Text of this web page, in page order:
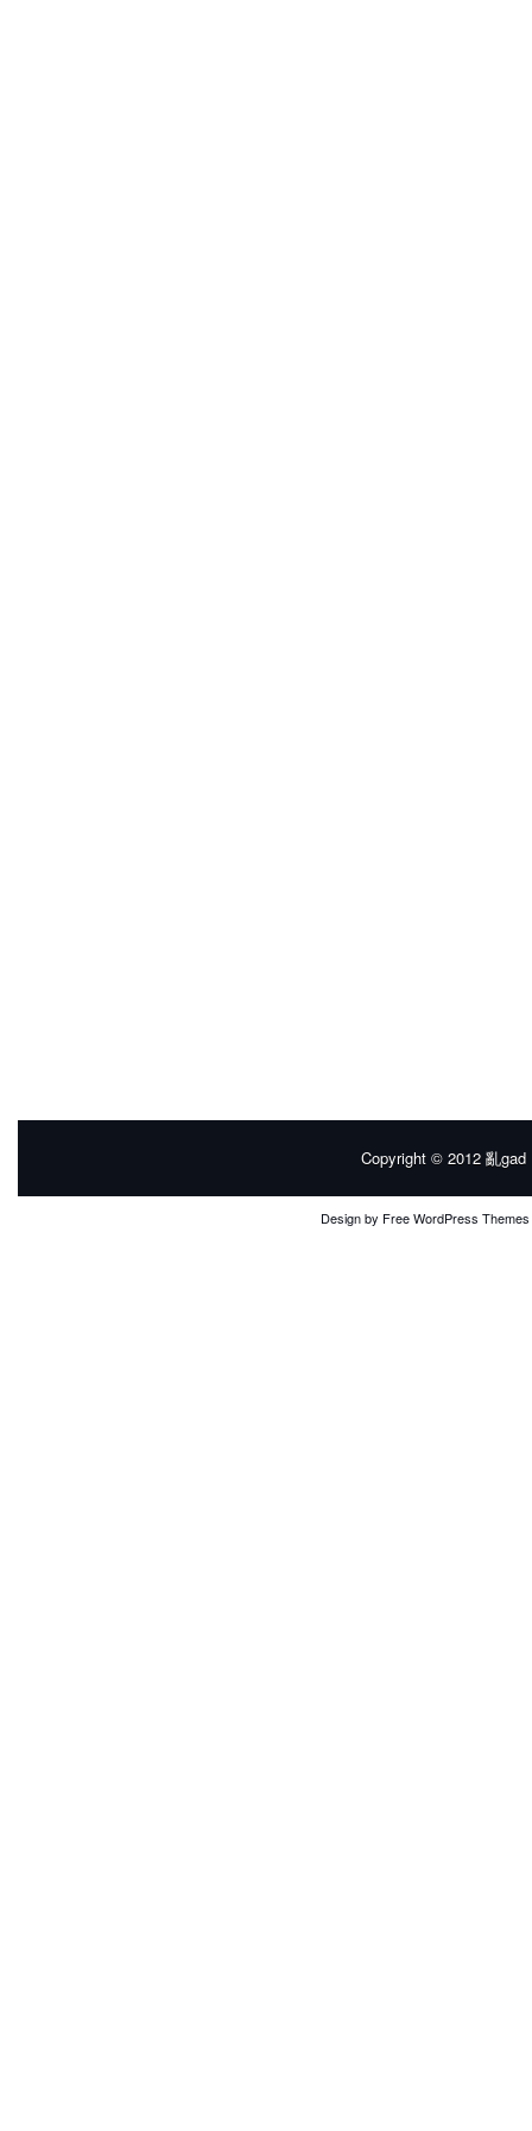
Copyright © 2012 亂gad
Design by Free WordPress Themes